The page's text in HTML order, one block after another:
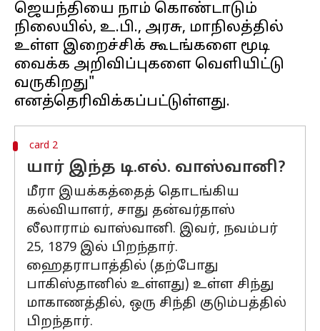
ஜெயந்தியை நாம் கொண்டாடும்
நிலையில், உ.பி., அரசு, மாநிலத்தில்
உள்ள இறைச்சிக் கூடங்களை மூடி
வைக்க அறிவிப்புகளை வெளியிட்டு
வருகிறது"
card 2
யார் இந்த டி.எல். வாஸ்வானி?
மீரா இயக்கத்தைத் தொடங்கிய
கல்வியாளர், சாது தன்வர்தாஸ்
லீலாராம் வாஸ்வானி. இவர், நவம்பர்
25, 1879 இல் பிறந்தார்.
ஹைதராபாத்தில் (தற்போது
பாகிஸ்தானில் உள்ளது) உள்ள சிந்து
மாகாணத்தில், ஒரு சிந்தி குடும்பத்தில்
பிறந்தார்.